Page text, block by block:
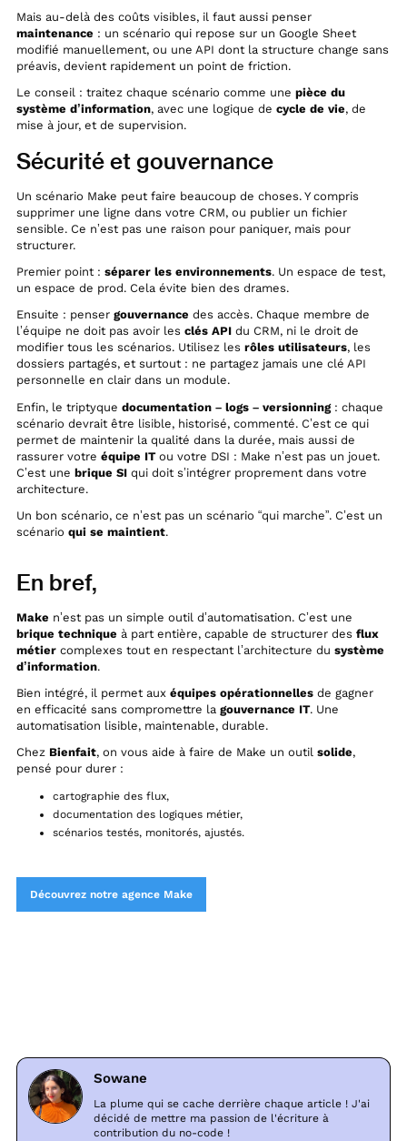
Sowane
La plume qui se cache derrière chaque article ! J'ai
décidé de mettre ma passion de l'écriture à
contribution du no-code !
Mais au-delà des coûts visibles, il faut aussi penser
maintenance : un scénario qui repose sur un Google Sheet
modifié manuellement, ou une API dont la structure change sans
préavis, devient rapidement un point de friction.
Le conseil : traitez chaque scénario comme une pièce du
système d’information, avec une logique de cycle de vie, de
mise à jour, et de supervision.
Sécurité et gouvernance
Un scénario Make peut faire beaucoup de choses. Y compris
supprimer une ligne dans votre CRM, ou publier un fichier
sensible. Ce n’est pas une raison pour paniquer, mais pour
structurer.
Premier point : séparer les environnements. Un espace de test,
un espace de prod. Cela évite bien des drames.
Ensuite : penser gouvernance des accès. Chaque membre de
l’équipe ne doit pas avoir les clés APIdu CRM, ni le droit de
modifier tous les scénarios. Utilisez les rôles utilisateurs, les
dossiers partagés, et surtout : ne partagez jamais une clé API
personnelle en clair dans un module.
Enfin, le triptyque documentation – logs – versionning: chaque
scénario devrait être lisible, historisé, commenté. C’est ce qui
permet de maintenir la qualité dans la durée, mais aussi de
rassurer votre équipe ITou votre DSI : Make n’est pas un jouet.
C’est une brique SIqui doit s’intégrer proprement dans votre
architecture.
Un bon scénario, ce n’est pas un scénario “qui marche”. C’est un
scénario qui se maintient.
En bref,
Make n’est pas un simple outil d’automatisation. C’est une
brique technique à part entière, capable de structurer des flux
métiercomplexes tout en respectant l’architecture du système
d’information.
Bien intégré, il permet aux équipes opérationnellesde gagner
en efficacité sans compromettre la gouvernance IT. Une
automatisation lisible, maintenable, durable.
Chez Bienfait, on vous aide à faire de Make un outil solide,
pensé pour durer :
cartographie des flux,
documentation des logiques métier,
scénarios testés, monitorés, ajustés.
Découvrez notre agence Make